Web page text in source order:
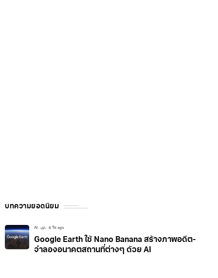
บทความยอดนิยม
AI 6 วัน ago
Google Earth ใช้ Nano Banana สร้างภาพอดีต-
จำลองอนาคตสถานที่ต่างๆ ด้วย AI